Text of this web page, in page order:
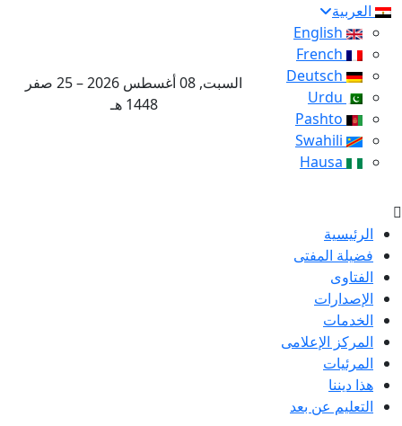
العربية
English
French
Deutsch
Urdu
Pashto
Swahili
Hausa
السبت, 08 أغسطس 2026 – 25 صفر
1448 هـ
الرئيسية
فضيلة المفتى
الفتاوى
الإصدارات
الخدمات
المركز الإعلامى
المرئيات
هذا ديننا
التعليم عن بعد